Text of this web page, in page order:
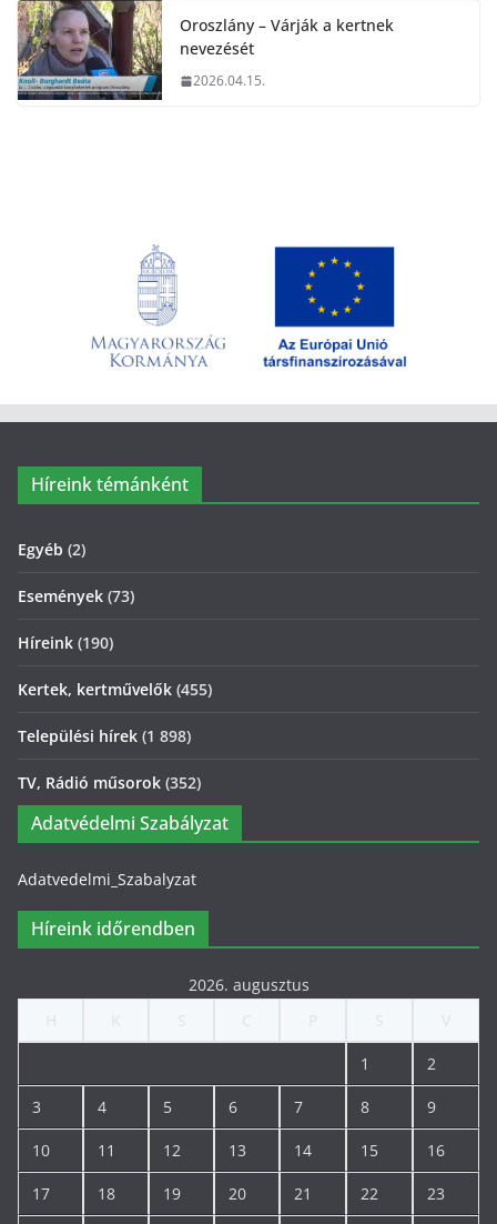
Oroszlány – Várják a kertnek
nevezését
2026.04.15.
Híreink témánként
Egyéb (2)
Események (73)
Híreink (190)
Kertek, kertművelők (455)
Települési hírek (1 898)
TV, Rádió műsorok (352)
Adatvédelmi Szabályzat
Adatvedelmi_Szabalyzat
Híreink időrendben
2026. augusztus
1 2
3 4 5 6 7 8 9
10 11 12 13 14 15 16
17 18 19 20 21 22 23